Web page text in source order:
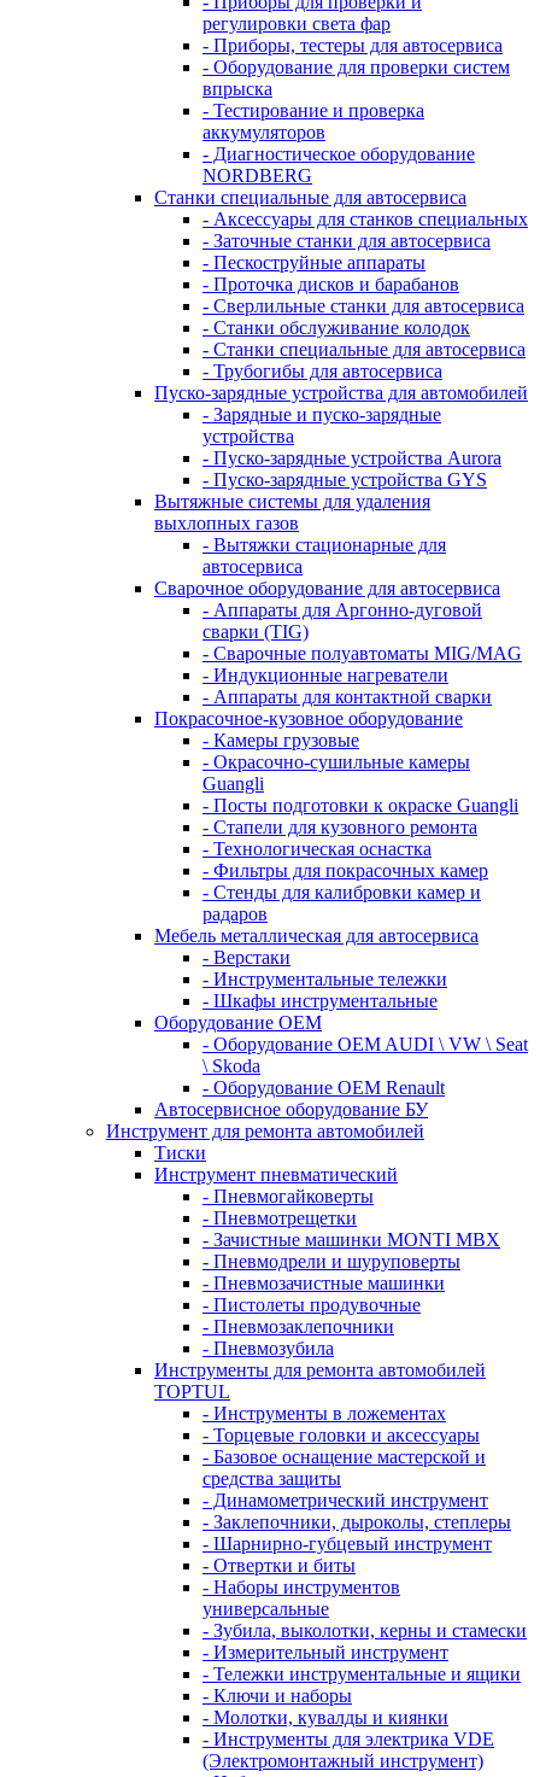
регулировки света фар
- Приборы, тестеры для автосервиса
- Оборудование для проверки систем
впрыска
- Тестирование и проверка
аккумуляторов
- Диагностическое оборудование
NORDBERG
Станки специальные для автосервиса
- Аксессуары для станков специальных
- Заточные станки для автосервиса
- Пескоструйные аппараты
- Проточка дисков и барабанов
- Сверлильные станки для автосервиса
- Станки обслуживание колодок
- Станки специальные для автосервиса
- Трубогибы для автосервиса
Пуско-зарядные устройства для автомобилей
- Зарядные и пуско-зарядные
устройства
- Пуско-зарядные устройства Aurora
- Пуско-зарядные устройства GYS
Вытяжные системы для удаления
выхлопных газов
- Вытяжки стационарные для
автосервиса
Сварочное оборудование для автосервиса
- Аппараты для Аргонно-дуговой
сварки (TIG)
- Сварочные полуавтоматы MIG/MAG
- Индукционные нагреватели
- Аппараты для контактной сварки
Покрасочное-кузовное оборудование
- Камеры грузовые
- Окрасочно-сушильные камеры
Guangli
- Посты подготовки к окраске Guangli
- Стапели для кузовного ремонта
- Технологическая оснастка
- Фильтры для покрасочных камер
- Стенды для калибровки камер и
радаров
Мебель металлическая для автосервиса
- Верстаки
- Инструментальные тележки
- Шкафы инструментальные
Оборудование OEM
- Оборудование OEM AUDI \ VW \ Seat
\ Skoda
- Оборудование OEM Renault
Автосервисное оборудование БУ
Инструмент для ремонта автомобилей
Тиски
Инструмент пневматический
- Пневмогайковерты
- Пневмотрещетки
- Зачистные машинки MONTI MBX
- Пневмодрели и шуруповерты
- Пневмозачистные машинки
- Пистолеты продувочные
- Пневмозаклепочники
- Пневмозубила
Инструменты для ремонта автомобилей
TOPTUL
- Инструменты в ложементах
- Торцевые головки и аксессуары
- Базовое оснащение мастерской и
средства защиты
- Динамометрический инструмент
- Заклепочники, дыроколы, степлеры
- Шарнирно-губцевый инструмент
- Отвертки и биты
- Наборы инструментов
универсальные
- Зубила, выколотки, керны и стамески
- Измерительный инструмент
- Тележки инструментальные и ящики
- Ключи и наборы
- Молотки, кувалды и киянки
- Инструменты для электрика VDE
(Электромонтажный инструмент)